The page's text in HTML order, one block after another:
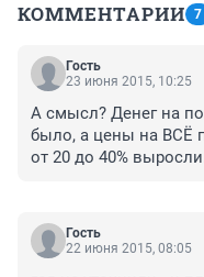
КОММЕНТАРИИ 7
Гость
23 июня 2015, 10:25
А смысл? Денег на
было, а цены на ВСЁ
от 20 до 40%
Гость
22 июня 2015, 08:05